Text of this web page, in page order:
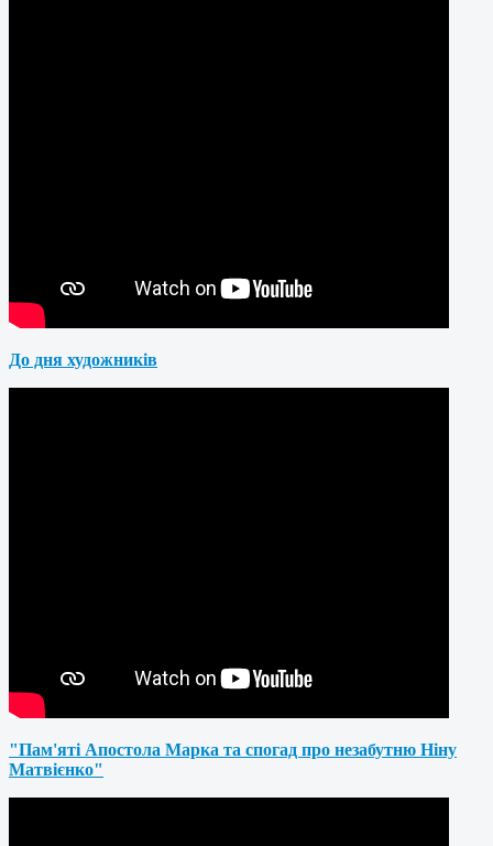
До дня художників
"Пам'яті Апостола Марка та спогад про незабутню Ніну
Матвієнко"